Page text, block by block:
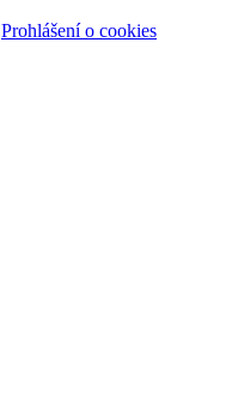
Prohlášení o cookies